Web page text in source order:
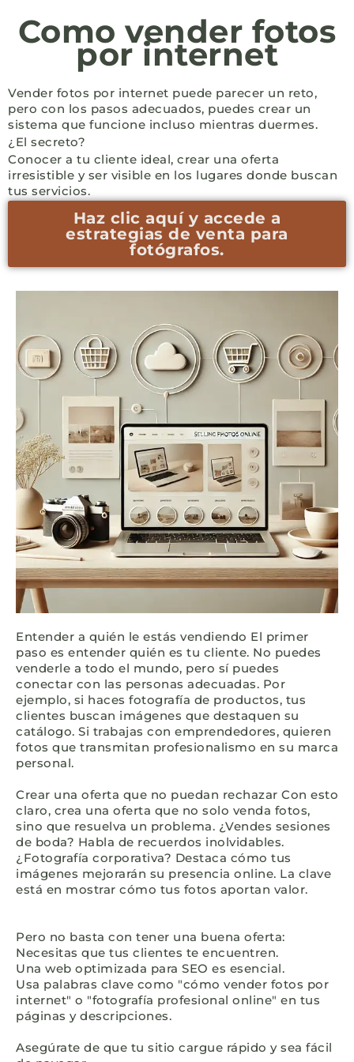
Como vender fotos
por internet
Vender fotos por internet puede parecer un reto,
pero con los pasos adecuados, puedes crear un
sistema que funcione incluso mientras duermes.
¿El secreto?
Conocer a tu cliente ideal, crear una oferta
irresistible y ser visible en los lugares donde buscan
tus servicios.
Haz clic aquí y accede a
estrategias de venta para
fotógrafos.
Entender a quién le estás vendiendo El primer
paso es entender quién es tu cliente. No puedes
venderle a todo el mundo, pero sí puedes
conectar con las personas adecuadas. Por
ejemplo, si haces fotografía de productos, tus
clientes buscan imágenes que destaquen su
catálogo. Si trabajas con emprendedores, quieren
fotos que transmitan profesionalismo en su marca
personal.
Crear una oferta que no puedan rechazar Con esto
claro, crea una oferta que no solo venda fotos,
sino que resuelva un problema. ¿Vendes sesiones
de boda? Habla de recuerdos inolvidables.
¿Fotografía corporativa? Destaca cómo tus
imágenes mejorarán su presencia online. La clave
está en mostrar cómo tus fotos aportan valor.
Pero no basta con tener una buena oferta:
Necesitas que tus clientes te encuentren.
Una web optimizada para SEO es esencial.
Usa palabras clave como "cómo vender fotos por
internet" o "fotografía profesional online" en tus
páginas y descripciones.
Asegúrate de que tu sitio cargue rápido y sea fácil